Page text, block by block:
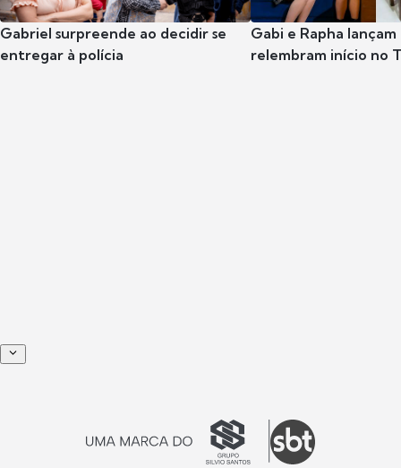
Gabriel surpreende ao decidir se
entregar à polícia
Gabi e Rapha
relembram início no